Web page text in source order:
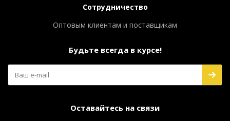
Сотрудничество
Оптовым клиентам и поставщикам
Будьте всегда в курсе!
Оставайтесь на связи